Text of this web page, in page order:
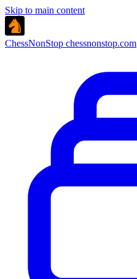
Skip to main content
ChessNonStop chessnonstop.com